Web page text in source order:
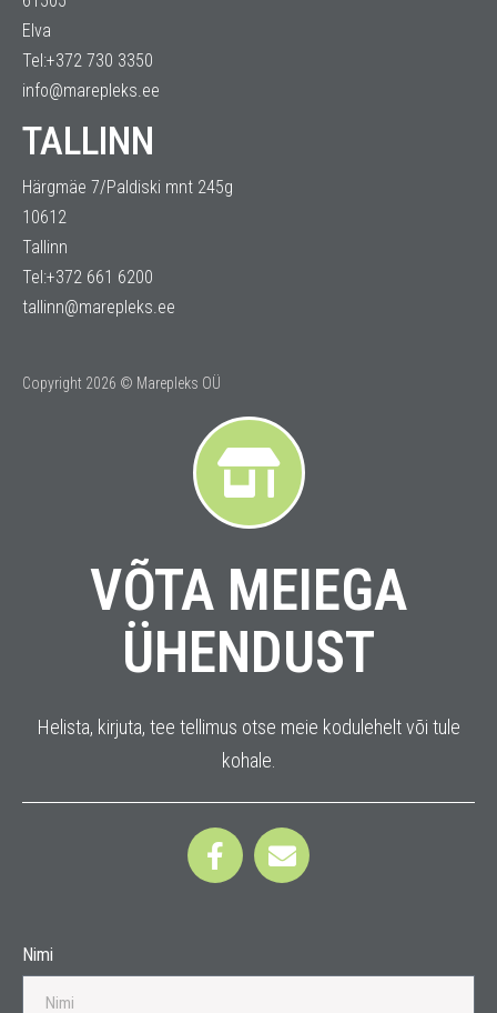
Elva
Tel:+372 730 3350
info@marepleks.ee
TALLINN
Härgmäe 7/Paldiski mnt 245g
10612
Tallinn
Tel:+372 661 6200
tallinn@marepleks.ee
Copyright 2026 © Marepleks OÜ
VÕTA MEIEGA
ÜHENDUST
Helista, kirjuta, tee tellimus otse meie kodulehelt või tule
kohale.
Nimi